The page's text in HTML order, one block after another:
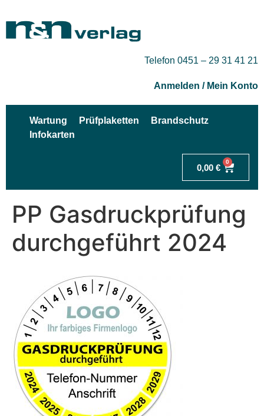
Telefon 0451 – 29 31 41 21
Anmelden / Mein Konto
Wartung Prüfplaketten
Brandschutz
Infokarten
0,00 €
0
PP Gasdruckprüfung
durchgeführt 2024